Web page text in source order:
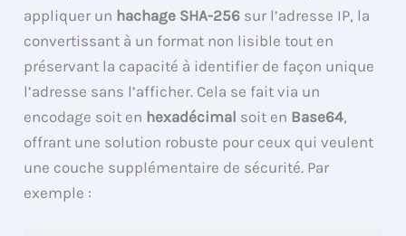
appliquer un hachage SHA-256 sur l’adresse IP, la
convertissant à un format non lisible tout en
préservant la capacité à identifier de façon unique
l’adresse sans l’afficher. Cela se fait via un
encodage soit en hexadécimal soit en Base64,
offrant une solution robuste pour ceux qui veulent
une couche supplémentaire de sécurité. Par
exemple :